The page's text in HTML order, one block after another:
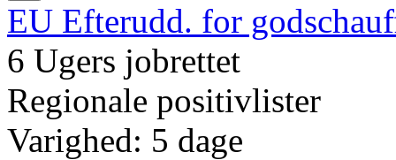
EU Efterudd. for
6 Ugers jobrettet
Regionale positivlister
Varighed: 5 dage